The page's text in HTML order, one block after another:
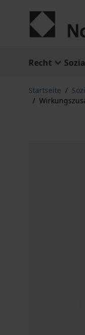
Recht
Startseite /
/